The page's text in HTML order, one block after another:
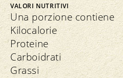
VALORI NUTRITIVI
Una porzione contiene
Kilocalorie
Proteine
Carboidrati
Grassi